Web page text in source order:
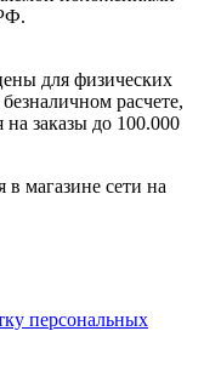
для физических
расчете,
на заказы до 100.000
магазине сети на
персональных